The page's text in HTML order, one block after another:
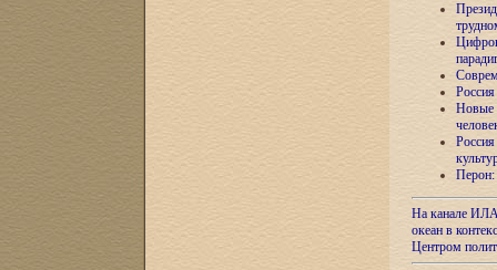
Новые
Перон:
На канале
океан в
Центром